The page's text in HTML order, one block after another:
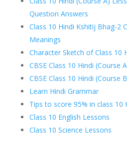
Question Answers
Class 10 Hindi Kshitij Bhag-2
Meanings
Character Sketch of Class 10
CBSE Class 10 Hindi (Course
CBSE Class 10 Hindi (Course
Learn Hindi Grammar
Tips to score 95% in class 10
Class 10 English Lessons
Class 10 Science Lessons